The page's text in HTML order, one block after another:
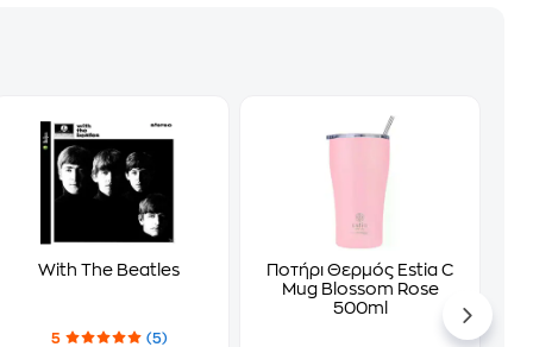
With The Beatles
5 (5)
Ποτήρι Θερμός Estia C
Mug Blossom Rose
500ml